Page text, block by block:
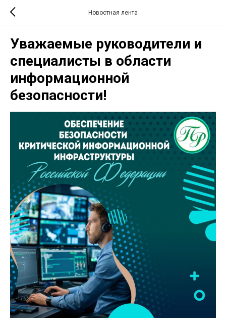
Новостная лента
Уважаемые руководители и
специалисты в области
информационной
безопасности!